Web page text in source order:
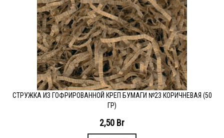
СТРУЖКА ИЗ ГОФРИРОВАННОЙ КРЕП БУМАГИ №23 КОРИЧНЕВАЯ (50
ГР)
2,50 Br